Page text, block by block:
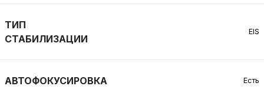
ТИП
СТАБИЛИЗАЦИИ
EIS
АВТОФОКУСИРОВКА Есть